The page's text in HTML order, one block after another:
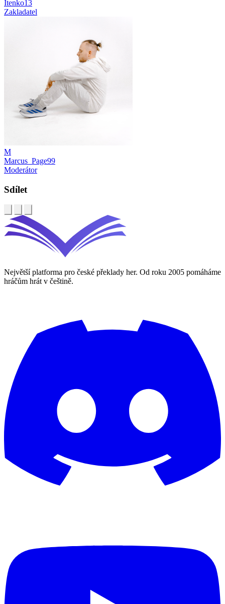
Itenko13
Zakladatel
M
Marcus_Page99
Moderátor
Sdílet
Největší platforma pro české překlady her. Od roku 2005 pomáháme
hráčům hrát v češtině.